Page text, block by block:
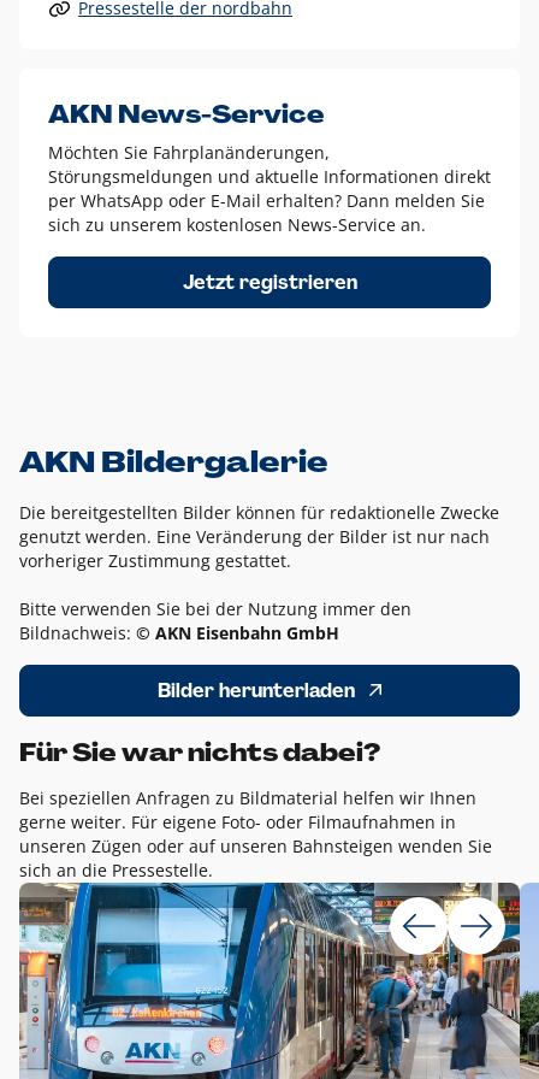
Alle anderen Logo-Varianten dürfen nur in Ausnahmefällen
Diese Ausnahmen sind zum Beispiel:
dem AKN Blau,
weißes Logo auf Fotohintergründen,
schwarzes Logo für reine Schwarz-Weiß-Umsetzungen
Um das Logo herum muss ein Schutzraum von jeweils einer
Höhe bzw. Breite des N aus AKN in alle Richtungen
Pressestelle der nordbahn
AKN News-Service
Möchten Sie Fahrplanänderungen,
Störungsmeldungen und aktuelle Informationen direkt
per WhatsApp oder E-Mail erhalten? Dann melden Sie
sich zu unserem kostenlosen News-Service an.
Jetzt registrieren
AKN Bildergalerie
Die bereitgestellten Bilder können für redaktionelle Zwecke
genutzt werden. Eine Veränderung der Bilder ist nur nach
vorheriger Zustimmung gestattet.
Bitte verwenden Sie bei der Nutzung immer den
Bildnachweis: © AKN Eisenbahn GmbH
Bilder herunterladen
Für Sie war nichts dabei?
Bei speziellen Anfragen zu Bildmaterial helfen wir Ihnen
gerne weiter. Für eigene Foto- oder Filmaufnahmen in
unseren Zügen oder auf unseren Bahnsteigen wenden Sie
sich an die Pressestelle.